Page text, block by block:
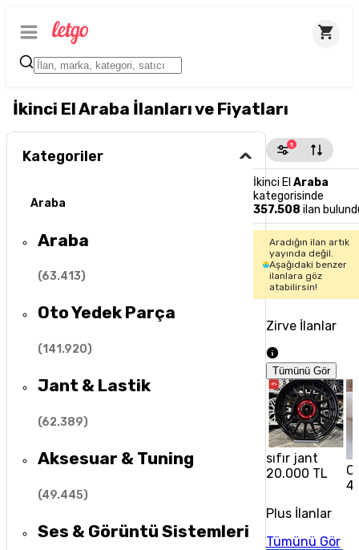
İkinci El Araba İlanları ve Fiyatları
Kategoriler
Araba
Araba
(63.413)
Oto Yedek Parça
(141.920)
Jant & Lastik
(62.389)
Aksesuar & Tuning
(49.445)
Ses & Görüntü Sistemleri
1
İkinci El Araba
kategorisinde
357.508 ilan
Aradığın ilan artık
yayında değil.
Aşağıdaki benzer
ilanlara göz
atabilirsin!
Zirve İlanlar
Tümünü Gör
sıfır jant
20.000 TL
Plus İlanlar
Tümünü Gör